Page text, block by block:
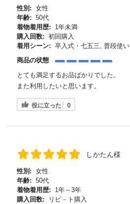
性別: 女性
年齢: 50代
着物着用歴:
1年未満
購入回数: 初回購入
着用シーン: 卒入式・七五三, 普段使い
商品の状態
とても満足するお品ばかりでした。
また利用したいと思います。
役に立った 0
しかたん様
性別: 女性
年齢: 50代
着物着用歴:
1年～3年
購入回数:
リピ－ト購入